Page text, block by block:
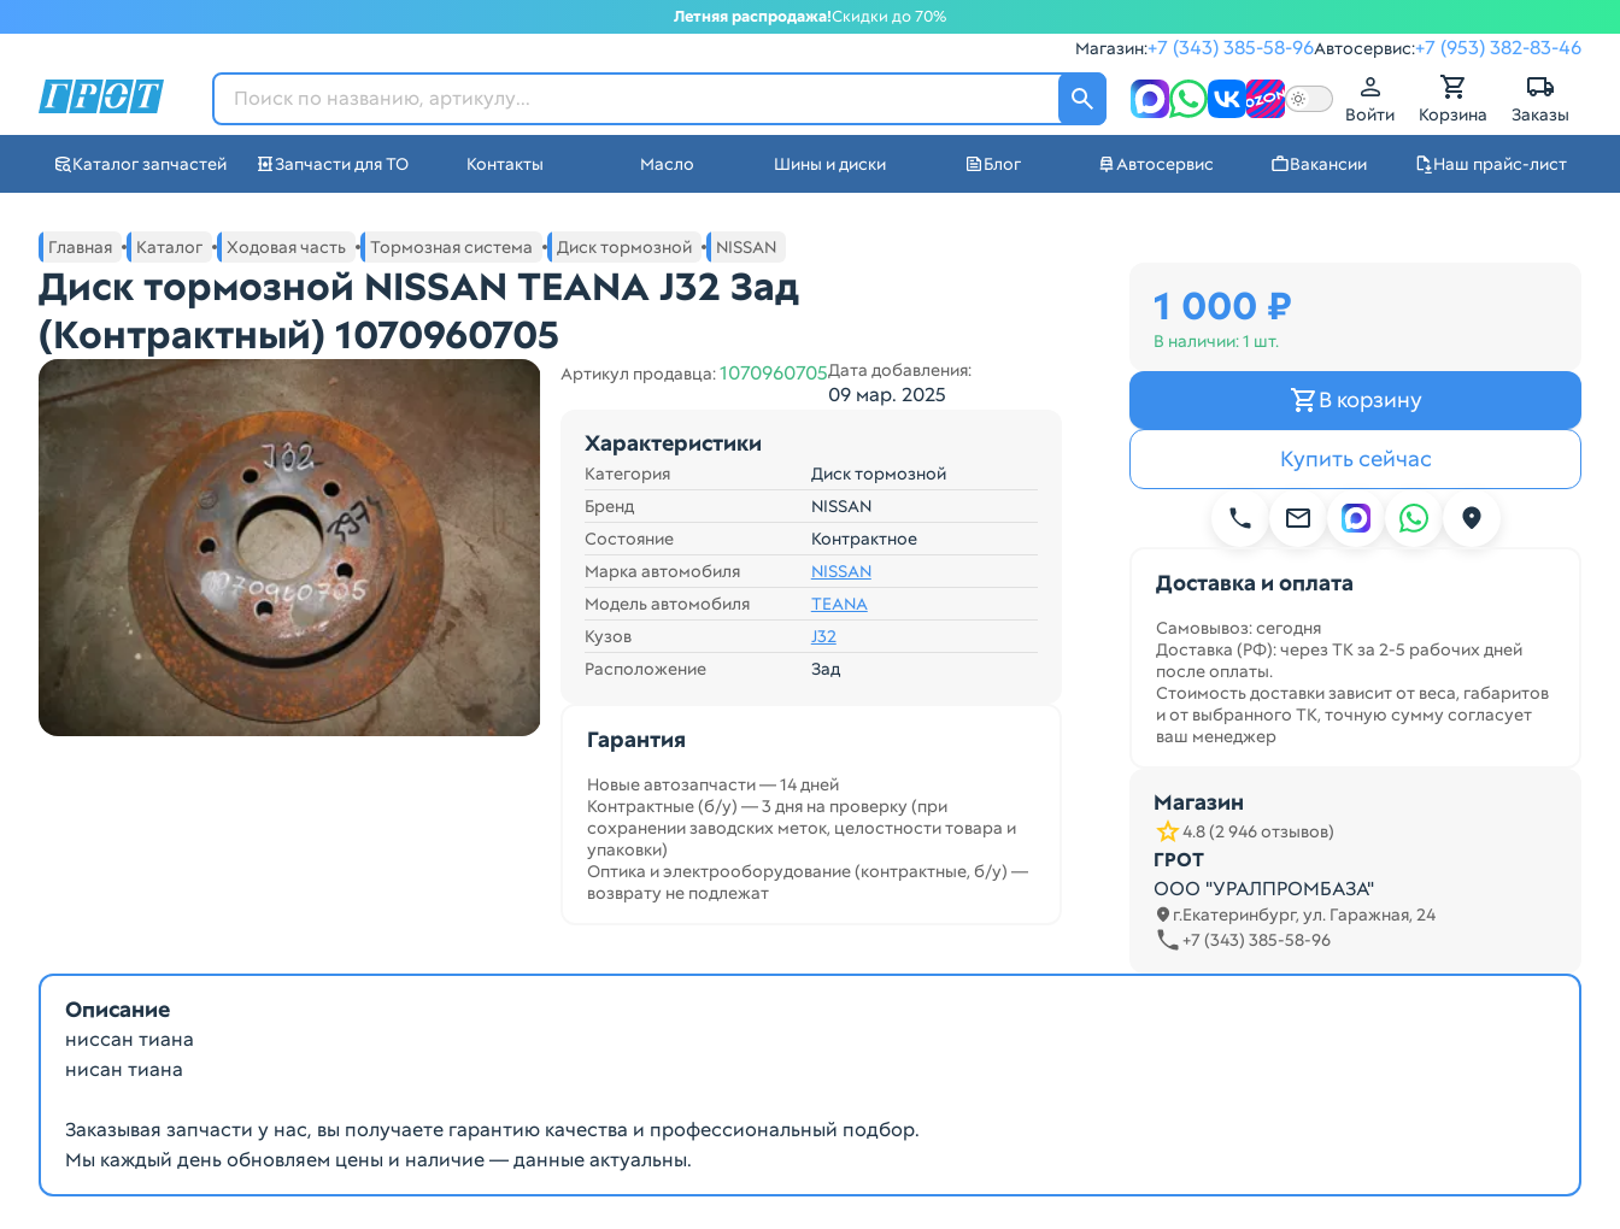
Летняя распродажа!Скидки до 70%
Магазин:+7 (343) 385-58-96Автосервис:+7 (953) 382-83-46
ГРОТ - Автозапчасти в Екатеринбурге
Войти Корзина Заказы
Каталог запчастей Запчасти для ТО Контакты Масло Шины и диски Блог Автосервис Вакансии Наш прайс-лист
Основное меню навигации интернет-магазина автозапчастей в Екатеринбурге
Главная Каталог Ходовая часть Тормозная система Диск тормозной NISSAN
Диск тормозной NISSAN TEANA J32 Зад
(Контрактный) 1070960705
Артикул продавца:1070960705Дата добавления:
09 мар. 2025
Характеристики
Категория
Диск тормозной
Бренд
NISSAN
Состояние
Контрактное
Марка автомобиля
NISSAN
Модель автомобиля
TEANA
Кузов
J32
Расположение
Зад
Гарантия
Новые автозапчасти — 14 дней
Контрактные (б/у) — 3 дня на проверку (при
сохранении заводских меток, целостности товара и
упаковки)
Оптика и электрооборудование (контрактные, б/у) —
возврату не подлежат
1 000 ₽
В наличии:1 шт.
В корзину
Купить сейчас
Доставка и оплата
Самовывоз: сегодня
Доставка (РФ): через ТК за 2-5 рабочих дней
после оплаты.
Стоимость доставки зависит от веса, габаритов
и от выбранного ТК, точную сумму согласует
ваш менеджер
Магазин
4.8 (2 946 отзывов)
ГРОТ
ООО "УРАЛПРОМБАЗА"
г.Екатеринбург, ул. Гаражная, 24
+7 (343) 385-58-96
Описание
ниссан тиана
нисан тиана
Заказывая запчасти у нас, вы получаете гарантию качества и профессиональный подбор.
Мы каждый день обновляем цены и наличие — данные актуальны.